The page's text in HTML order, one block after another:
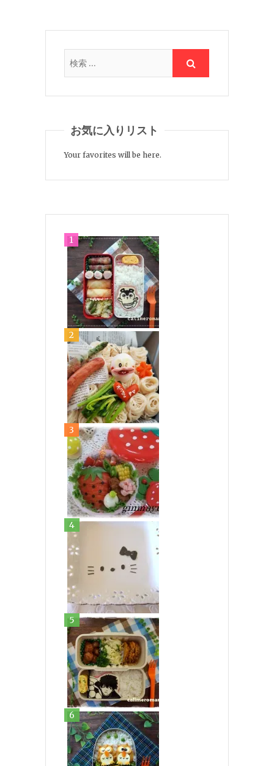
お気に入りリスト
Your favorites will be here.